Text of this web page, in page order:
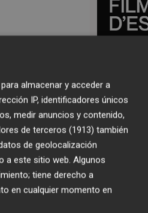
almacenar y acceder a
IP, identificadores únicos
medir anuncios y contenido,
de terceros (1913) también
de geolocalización
a este sitio web. Algunos
tiene derecho a
en cualquier momento en